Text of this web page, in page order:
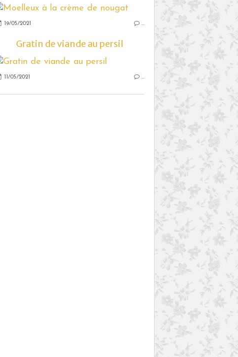
19/05/2021 …
Gratin de viande au persil
11/05/2021 …